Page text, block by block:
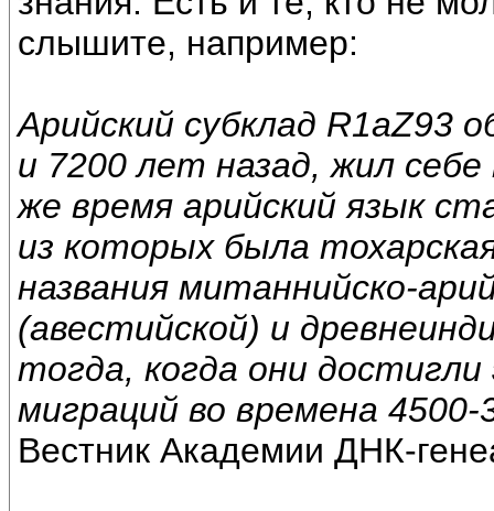
слышите, например:
Арийский субклад R1aZ93
и 7200 лет назад, жил
же время арийский язык
из которых была
названия митаннийско-
(авестийской) и
тогда, когда они достигли
миграций во времена
Вестник Академии ДНК-